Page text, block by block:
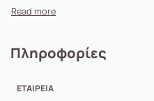
Πληροφορίες
ΕΤΑΙΡΕΊΑ